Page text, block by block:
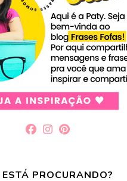
PROCURANDO?